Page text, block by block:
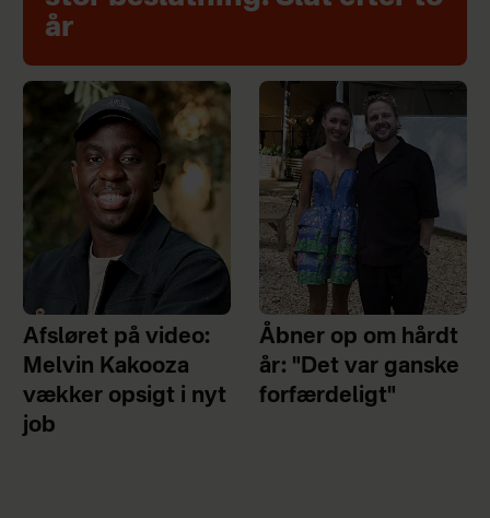
år
Afsløret på video:
Melvin Kakooza
vækker opsigt i nyt
job
Åbner op om hårdt
år: "Det var ganske
forfærdeligt"